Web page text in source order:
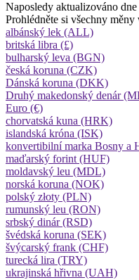
Naposledy aktualizováno
Prohlédněte si všechny měny
albánský lek (ALL)
britská libra (£)
bulharský leva (BGN)
česká koruna (CZK)
Dánská koruna (DKK)
Druhý makedonský denár
Euro (€)
chorvatská kuna (HRK)
islandská króna (ISK)
konvertibilní marka Bosny a
maďarský forint (HUF)
moldavský leu (MDL)
norská koruna (NOK)
polský złoty (PLN)
rumunský leu (RON)
srbský dinár (RSD)
švédská koruna (SEK)
švýcarský frank (CHF)
turecká lira (TRY)
ukrajinská hřivna (UAH)